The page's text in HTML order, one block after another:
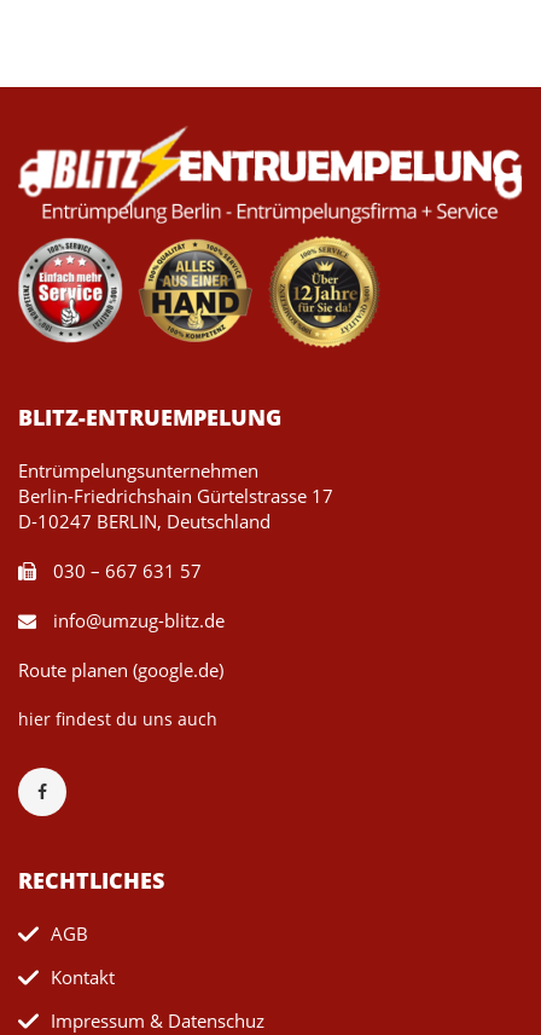
BLITZ-ENTRUEMPELUNG
Entrümpelungsunternehmen
Berlin-Friedrichshain Gürtelstrasse 17
D-10247 BERLIN, Deutschland
030 – 667 631 57
info@umzug-blitz.de
Route planen (google.de)
hier findest du uns auch
RECHTLICHES
AGB
Kontakt
Impressum & Datenschuz